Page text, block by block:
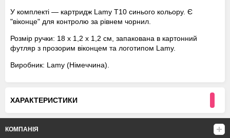
У комплекті — картридж Lamy Т10 синього кольору. Є
"віконце" для контролю за рівнем чорнил.
Розмір ручки: 18 х 1,2 х 1,2 см, запакована в картонний
футляр з прозорим віконцем та логотипом Lamy.
Виробник: Lamy (Німеччина).
ХАРАКТЕРИСТИКИ
КОМПАНІЯ